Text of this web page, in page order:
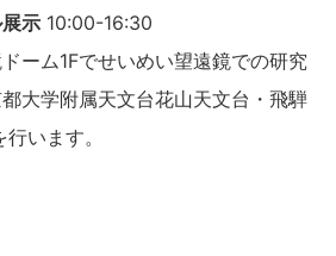
示 10:00-16:30
ーム1Fでせいめい望遠鏡での研究
大学附属天文台花山天文台・飛騨
います。